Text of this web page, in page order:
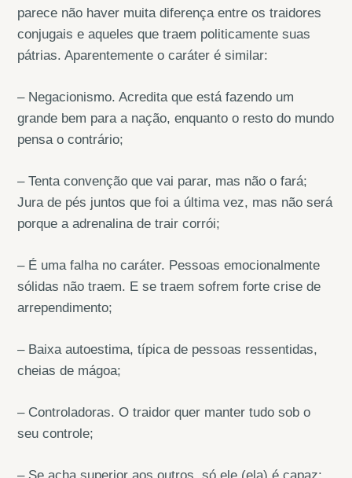
parece não haver muita diferença entre os traidores
conjugais e aqueles que traem politicamente suas
pátrias. Aparentemente o caráter é similar:
– Negacionismo. Acredita que está fazendo um
grande bem para a nação, enquanto o resto do mundo
pensa o contrário;
– Tenta convenção que vai parar, mas não o fará;
Jura de pés juntos que foi a última vez, mas não será
porque a adrenalina de trair corrói;
– É uma falha no caráter. Pessoas emocionalmente
sólidas não traem. E se traem sofrem forte crise de
arrependimento;
– Baixa autoestima, típica de pessoas ressentidas,
cheias de mágoa;
– Controladoras. O traidor quer manter tudo sob o
seu controle;